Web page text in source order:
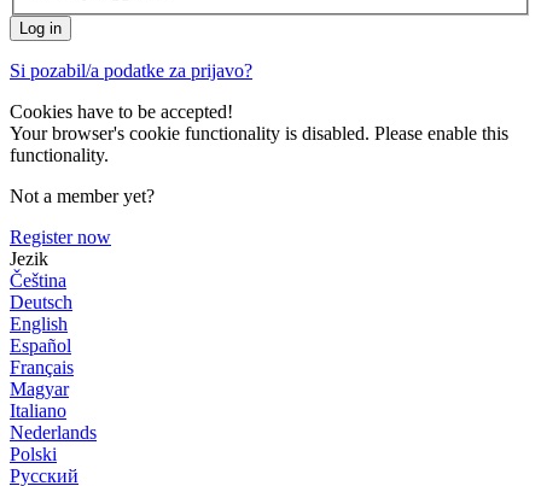
Si pozabil/a podatke za prijavo?
Cookies have to be accepted!
Your browser's cookie functionality is disabled. Please enable this
functionality.
Not a member yet?
Register now
Jezik
Čeština
Deutsch
English
Español
Français
Magyar
Italiano
Nederlands
Polski
Русский